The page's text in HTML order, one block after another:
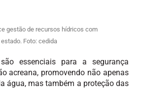
gestão de recursos hídricos com
Foto: cedida
essenciais para a segurança
acreana, promovendo não apenas
água, mas também a proteção das